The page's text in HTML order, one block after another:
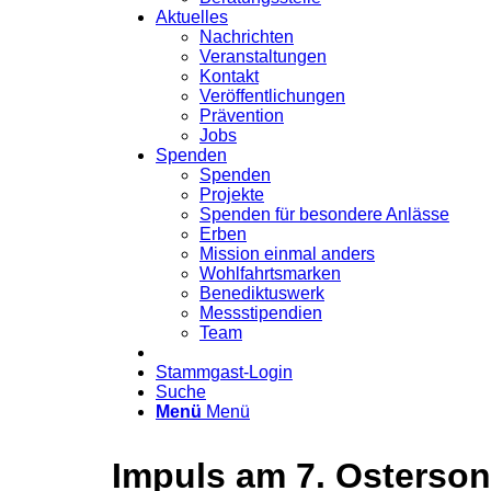
Aktuelles
Nachrichten
Veranstaltungen
Kontakt
Veröffentlichungen
Prävention
Jobs
Spenden
Spenden
Projekte
Spenden für besondere Anlässe
Erben
Mission einmal anders
Wohlfahrtsmarken
Benediktuswerk
Messstipendien
Team
Stammgast-Login
Suche
Menü Menü
Impuls am 7.